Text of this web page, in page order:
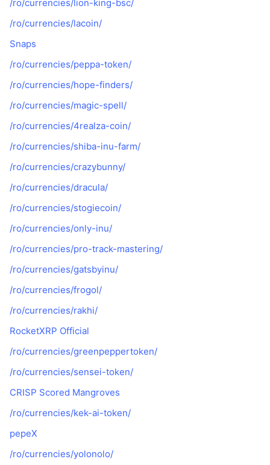
/ro/currencies/lion-king-bsc/
/ro/currencies/lacoin/
Snaps
/ro/currencies/peppa-token/
/ro/currencies/hope-finders/
/ro/currencies/magic-spell/
/ro/currencies/4realza-coin/
/ro/currencies/shiba-inu-farm/
/ro/currencies/crazybunny/
/ro/currencies/dracula/
/ro/currencies/stogiecoin/
/ro/currencies/only-inu/
/ro/currencies/pro-track-mastering/
/ro/currencies/gatsbyinu/
/ro/currencies/frogol/
/ro/currencies/rakhi/
RocketXRP Official
/ro/currencies/greenpeppertoken/
/ro/currencies/sensei-token/
CRISP Scored Mangroves
/ro/currencies/kek-ai-token/
pepeX
/ro/currencies/yolonolo/